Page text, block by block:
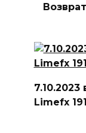
Limefx